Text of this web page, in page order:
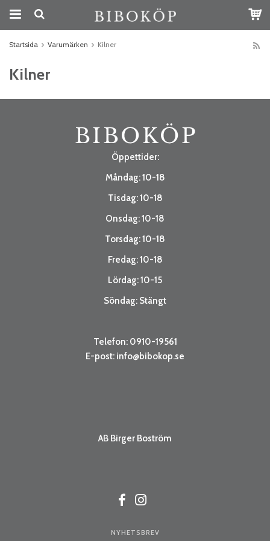
Startsida Varumärken Kilner
Kilner
Öppettider:
Måndag: 10-18
Tisdag: 10-18
Onsdag: 10-18
Torsdag: 10-18
Fredag: 10-18
Lördag: 10-15
Söndag: Stängt
Telefon: 0910-19561
E-post: info@bibokop.se
AB Birger Boström
NYHETSBREV